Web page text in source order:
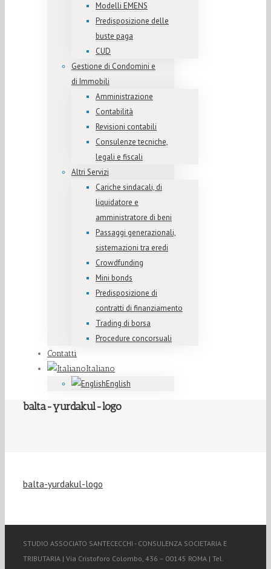
Modelli EMENS
Predisposizione delle
buste paga
CUD
Gestione di Condomini e
di Immobili
Amministrazione
Contabilità
Revisioni contabili
Consulenze tecniche,
legali e fiscali
Altri Servizi
Cariche sindacali, di
liquidatore e
amministratore di beni
Passaggi generazionali,
sistemazioni tra eredi
Crowdfunding
Mini bonds
Predisposizione di
contratti di finanziamento
Trading di borsa
Procedure concorsuali
Contatti
Italiano
English
balta-yurdakul-logo
balta-yurdakul-logo
STUDIO ASSOCIATO SANTECECCHI - CONSULENZA SOCIETARIA E
TRIBUTARIA | Via Cristoforo Colombo, 436 – 00145 ROMA | Tel.